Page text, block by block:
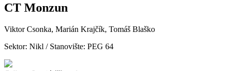
CT Monzun
Viktor Csonka, Marián Krajčík, Tomáš Blaško
Sektor: Nikl / Stanovište: PEG 64